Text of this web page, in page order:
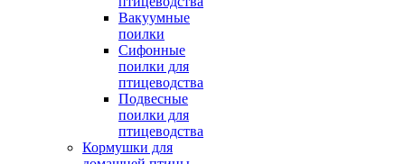
Вакуумные
поилки
Сифонные
поилки для
птицеводства
Подвесные
поилки для
птицеводства
Кормушки для